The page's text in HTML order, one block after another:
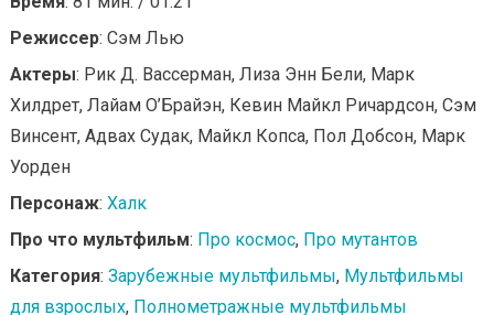
Режиссер: Сэм Лью
Актеры: Рик Д. Вассерман, Лиза Энн Бели, Марк
Хилдрет, Лайам О’Брайэн, Кевин Майкл Ричардсон, Сэм
Винсент, Адвах Судак, Майкл Копса, Пол Добсон, Марк
Уорден
Персонаж: Халк
Про что мультфильм: Про космос, Про мутантов
Категория: Зарубежные мультфильмы, Мультфильмы
для взрослых, Полнометражные мультфильмы